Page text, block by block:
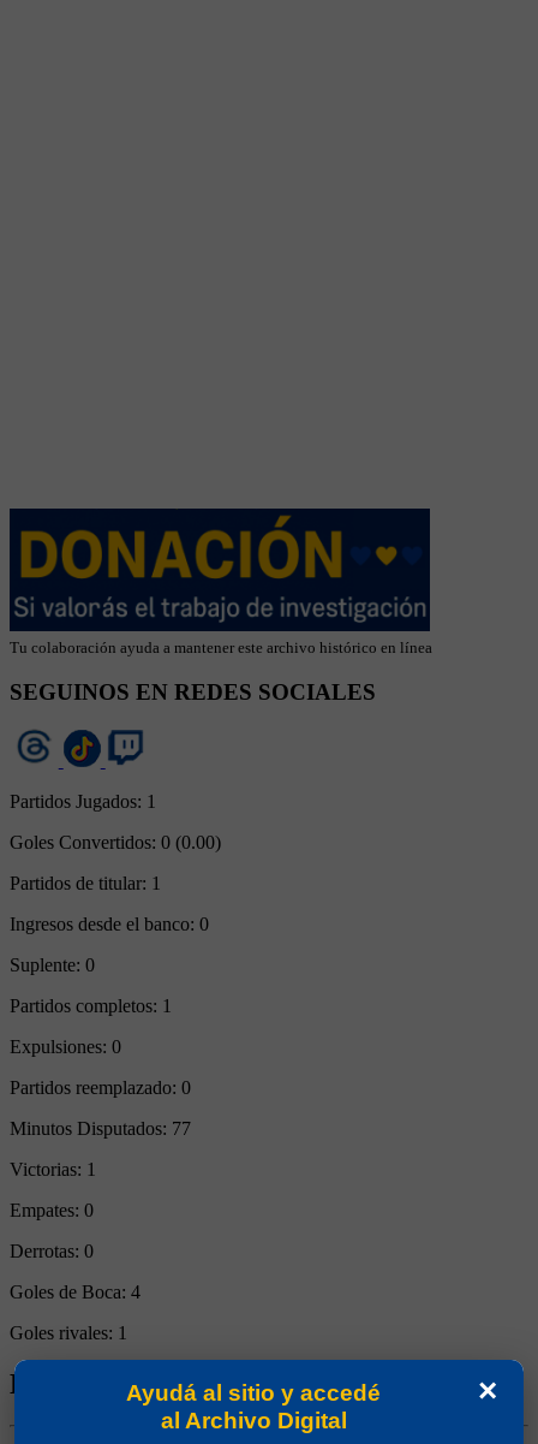
Tu colaboración ayuda a mantener este archivo histórico en línea
SEGUINOS EN REDES SOCIALES
Partidos Jugados: 1
Goles Convertidos: 0 (0.00)
Partidos de titular: 1
Ingresos desde el banco: 0
Suplente: 0
Partidos completos: 1
Expulsiones: 0
Partidos reemplazado: 0
Minutos Disputados: 77
Victorias: 1
Empates: 0
Derrotas: 0
Goles de Boca: 4
Goles rivales: 1
Biografía de Julio Bisio ×
Ayudá al sitio y accedé
al Archivo Digital